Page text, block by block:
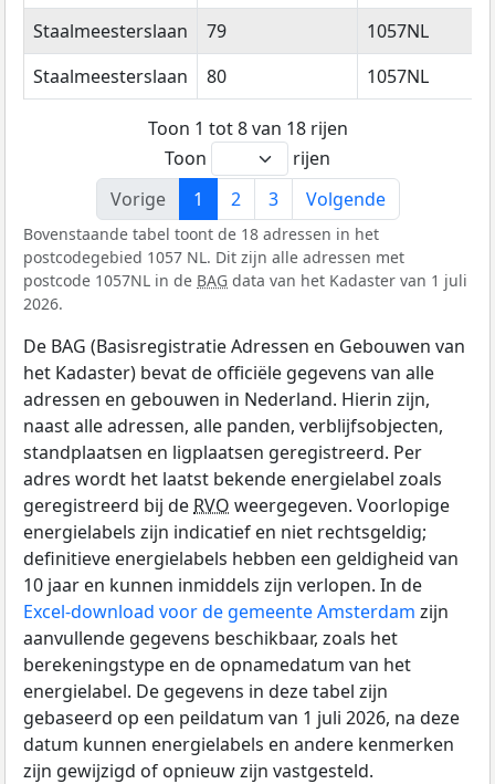
Staalmeesterslaan
79 1057NL
Staalmeesterslaan
80 1057NL
Toon 1 tot 8 van 18 rijen
Toon
rijen
Vorige
1 2 3 Volgende
Bovenstaande tabel toont de 18 adressen in het
postcodegebied 1057 NL. Dit zijn alle adressen met
postcode 1057NL in de BAG data van het Kadaster van 1 juli
2026.
De BAG (Basisregistratie Adressen en Gebouwen van
het Kadaster) bevat de officiële gegevens van alle
adressen en gebouwen in Nederland. Hierin zijn,
naast alle adressen, alle panden, verblijfsobjecten,
standplaatsen en ligplaatsen geregistreerd. Per
adres wordt het laatst bekende energielabel zoals
geregistreerd bij de RVO weergegeven. Voorlopige
energielabels zijn indicatief en niet rechtsgeldig;
definitieve energielabels hebben een geldigheid van
10 jaar en kunnen inmiddels zijn verlopen. In de
Excel-download voor de gemeente Amsterdam zijn
aanvullende gegevens beschikbaar, zoals het
berekeningstype en de opnamedatum van het
energielabel. De gegevens in deze tabel zijn
gebaseerd op een peildatum van 1 juli 2026, na deze
datum kunnen energielabels en andere kenmerken
zijn gewijzigd of opnieuw zijn vastgesteld.